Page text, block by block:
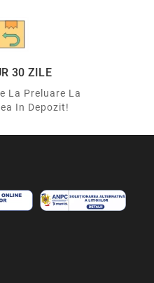
30 ZILE
La Preluare La
In Depozit!